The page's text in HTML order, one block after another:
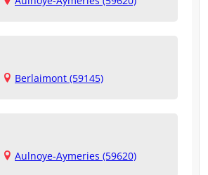
Berlaimont (59145)
Aulnoye-Aymeries (59620)